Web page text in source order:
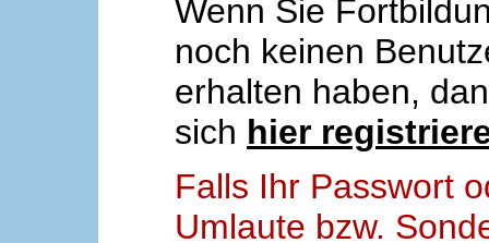
Wenn Sie
noch keinen
erhalten haben,
sich hier
Falls Ihr Passwort
Umlaute bzw.